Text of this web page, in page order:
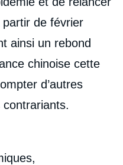
de février
ainsi un rebond
chinoise cette
d’autres